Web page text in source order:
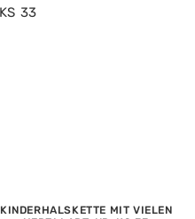
KINDERHALSKETTE MIT VIELEN